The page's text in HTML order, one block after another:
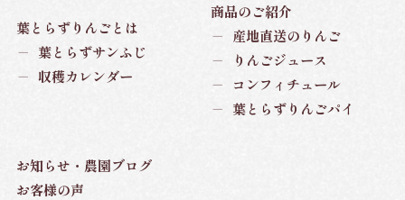
葉とらずりんごとは
－ 葉とらずサンふじ
－ 収穫カレンダー
商品のご紹介
－ 産地直送のりんご
－
りんごジュース
－
コンフィチュール
－ 葉とらずりんごパイ
お知らせ・農園ブログ
お客様の声